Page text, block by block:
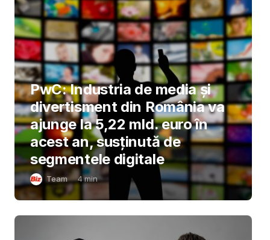
PwC: Industria de media și
divertisment din România va
ajunge la 5,22 mld. euro în
acest an, susținută de
segmentele digitale
Team 4min